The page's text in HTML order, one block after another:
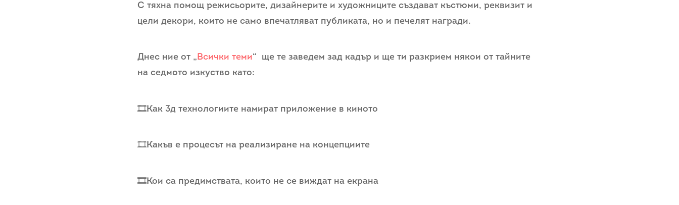
С тяхна помощ режисьорите, дизайнерите и художниците създават къстюми, реквизит и
цели декори, които не само впечатляват публиката, но и печелят награди.
Днес ние от „Всички теми“ ще те заведем зад кадър и ще ти разкрием някои от тайните
на седмото изкуство като:
🎞️Как 3д технологиите намират приложение в киното
🎞️Какъв е процесът на реализиране на концепциите
🎞️Кои са предимствата, които не се виждат на екрана